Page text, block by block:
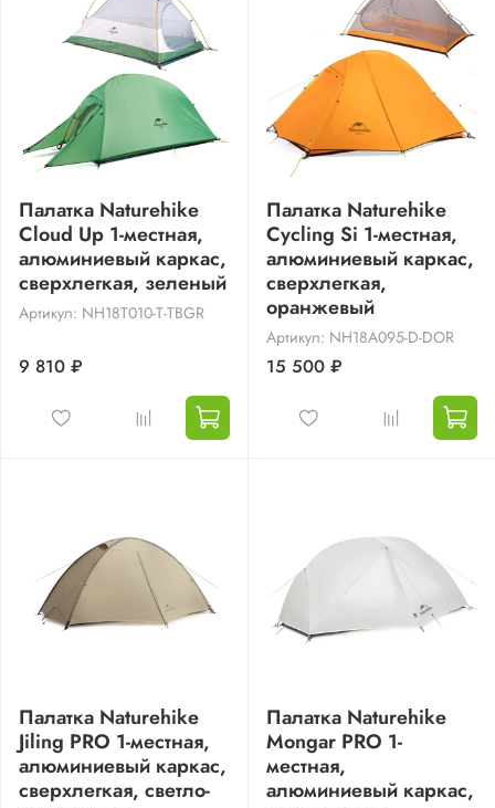
Палатка Naturehike
Cloud Up 1-местная,
алюминиевый каркас,
сверхлегкая, зеленый
Артикул: NH18T010-T-TBGR
9 810 ₽
Палатка Naturehike
Cycling Si 1-местная,
алюминиевый каркас,
сверхлегкая,
оранжевый
Артикул: NH18A095-D-DOR
15 500 ₽
Палатка Naturehike
Jiling PRO 1-местная,
алюминиевый каркас,
сверхлегкая, светло-
Палатка Naturehike
Mongar PRO 1-
местная,
алюминиевый каркас,